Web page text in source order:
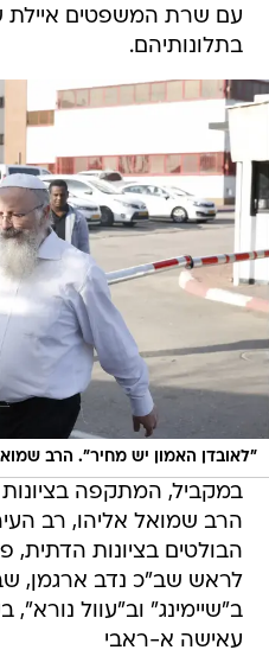
עם שרת המשפטים איילת
בתלונותיהם.
"לאובדן האמון יש מחיר". הרב
במקביל, המתקפה
הרב שמואל אליהו, רב
הבולטים בציונות
לראש שב"כ נדב ארגמן,
ב"שיימינג" וב"עוול
עאישה א-ראבי